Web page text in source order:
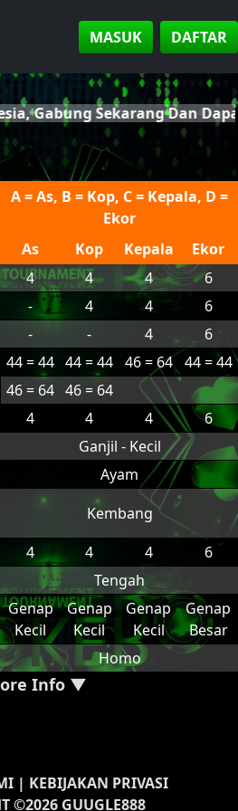
MASUK DAFTAR
Gabung Sekarang Dan
A = As, B = Kop, C = Kepala, D =
Ekor
As
Kop Kepala
Ekor
4 4 4
6
- 4 4
6
- - 4 6
44 = 44 44 = 44 46 = 64
44 = 44
46 = 64 46 = 64
4 4 4
6
Ganjil - Kecil
Ayam
Kembang
4 4 4
6
Tengah
Genap
Kecil
Genap
Kecil
Genap
Kecil
Genap
Besar
Homo
Info ▼
| KEBIJAKAN PRIVASI
©2026 GUUGLE888